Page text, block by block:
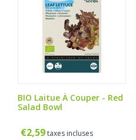
BIO Laitue À Couper - Red
Salad Bowl
€2,59taxes incluses